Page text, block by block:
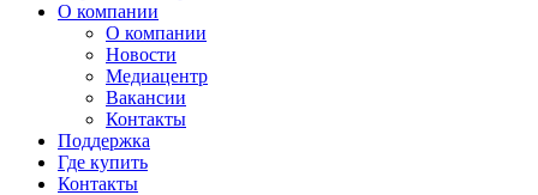
О компании
О компании
Новости
Медиацентр
Вакансии
Контакты
Поддержка
Где купить
Контакты